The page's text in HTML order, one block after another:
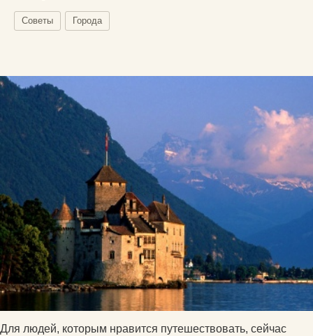
Советы Города
Для людей, которым нравится путешествовать, сейчас